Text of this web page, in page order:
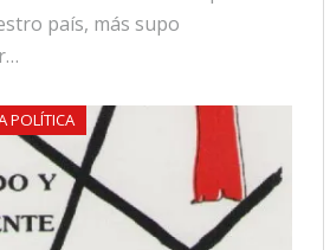
país, más supo
POLÍTICA